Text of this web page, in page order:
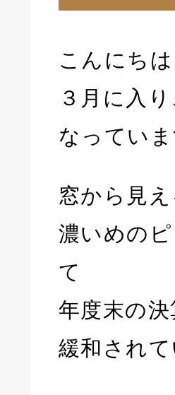
こんにち
３月に入
なっていま
窓から見
濃いめの
て
年度末の
緩和され